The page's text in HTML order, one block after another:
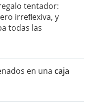
tentador:
irreﬂexiva, y
todas las
en una caja